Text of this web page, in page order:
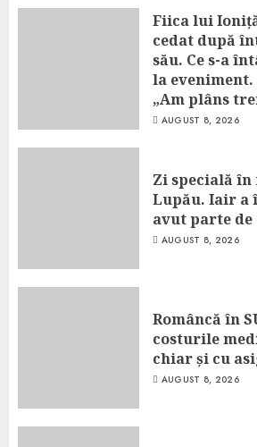
Fiica lui
cedat după
său. Ce s-a
la eveniment.
„Am plâns
AUGUST 8, 2026
Zi specială
Lupău. Iair a
avut parte
AUGUST 8, 2026
Româncă în
costurile
chiar și cu
AUGUST 8, 2026